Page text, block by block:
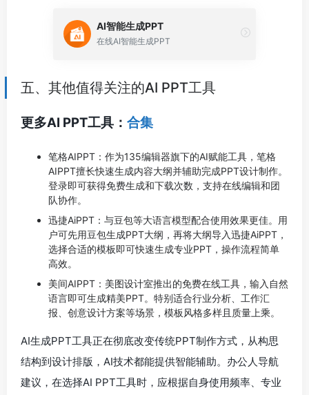
AI智能生成PPT
在线AI智能生成PPT
五、其他值得关注的AI PPT工具
更多AI PPT工具： 合集
笔格AIPPT：作为135编辑器旗下的AI赋能工具，笔格
AIPPT擅长快速生成内容大纲并辅助完成PPT设计制作。
登录即可获得免费生成和下载次数，支持在线编辑和团
队协作。
迅捷AiPPT：与豆包等大语言模型配合使用效果更佳。用
户可先用豆包生成PPT大纲，再将大纲导入迅捷AiPPT，
选择合适的模板即可快速生成专业PPT，操作流程简单
高效。
美间AIPPT：美图设计室推出的免费在线工具，输入自然
语言即可生成精美PPT。特别适合行业分析、工作汇
报、创意设计方案等场景，模板风格多样且质量上乘。
AI生成PPT工具正在彻底改变传统PPT制作方式，从构思
结构到设计排版，AI技术都能提供智能辅助。办公人导航
建议，在选择AI PPT工具时，应根据自身使用频率、专业